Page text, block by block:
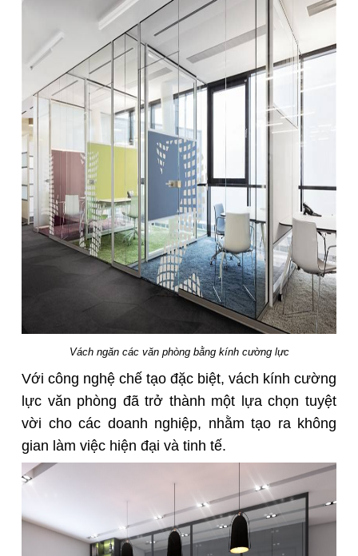
Vách ngăn các văn phòng bằng kính cường lực
Với công nghệ chế tạo đặc biệt, vách kính cường
lực văn phòng đã trở thành một lựa chọn tuyệt
vời cho các doanh nghiệp, nhằm tạo ra không
gian làm việc hiện đại và tinh tế.